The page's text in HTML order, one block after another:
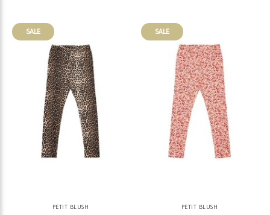
SALE
PETIT BLUSH
SALE
PETIT BLUSH